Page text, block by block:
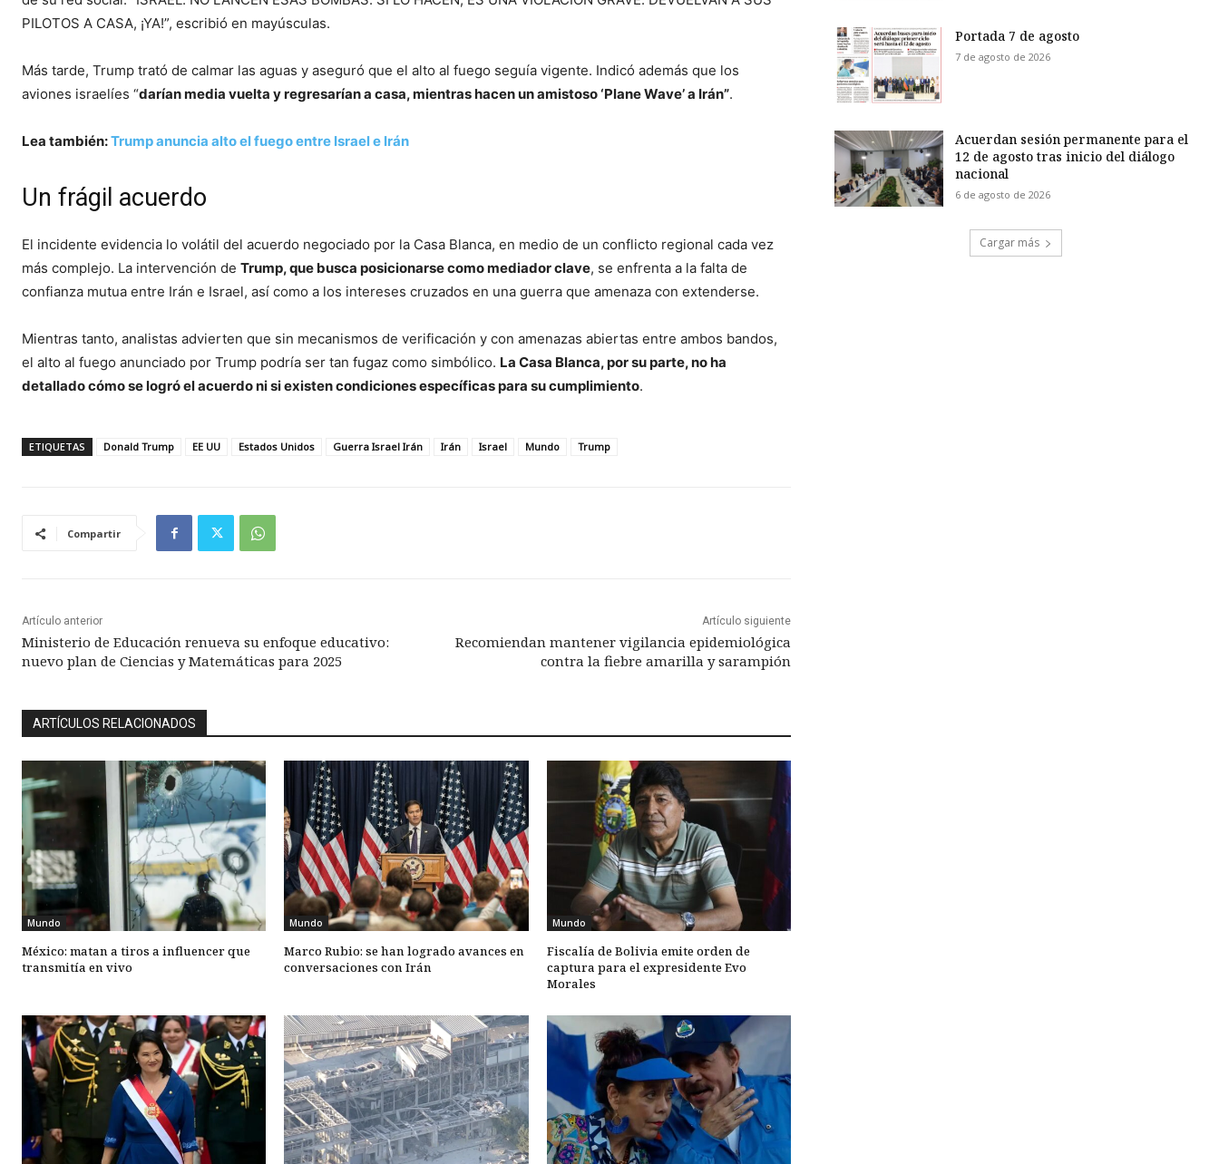
PILOTOS A CASA, ¡YA!”, escribió en mayúsculas.
Más tarde, Trump trató de calmar las aguas y aseguró que el alto al fuego seguía vigente. Indicó además que los
aviones israelíes “darían media vuelta y regresarían a casa, mientras hacen un amistoso ‘Plane Wave’ a Irán”.
Lea también:Trump anuncia alto el fuego entre Israel e Irán
Un frágil acuerdo
El incidente evidencia lo volátil del acuerdo negociado por la Casa Blanca, en medio de un conflicto regional cada vez
más complejo. La intervención de Trump, que busca posicionarse como mediador clave, se enfrenta a la falta de
confianza mutua entre Irán e Israel, así como a los intereses cruzados en una guerra que amenaza con extenderse.
Mientras tanto, analistas advierten que sin mecanismos de verificación y con amenazas abiertas entre ambos bandos,
el alto al fuego anunciado por Trump podría ser tan fugaz como simbólico. La Casa Blanca, por su parte, no ha
detallado cómo se logró el acuerdo ni si existen condiciones específicas para su cumplimiento.
ETIQUETAS Donald Trump EE UU Estados Unidos Guerra Israel Irán Irán Israel Mundo Trump
Compartir
Artículo anterior
Ministerio de Educación renueva su enfoque educativo:
nuevo plan de Ciencias y Matemáticas para 2025
Artículo siguiente
Recomiendan mantener vigilancia epidemiológica
contra la fiebre amarilla y sarampión
ARTÍCULOS RELACIONADOS
Mundo
México: matan a tiros a influencer que
transmitía en vivo
Mundo
Marco Rubio: se han logrado avances en
conversaciones con Irán
Mundo
Fiscalía de Bolivia emite orden de
captura para el expresidente Evo
Morales
Portada 7 de agosto
7 de agosto de 2026
Acuerdan sesión permanente para el
12 de agosto tras inicio del diálogo
nacional
6 de agosto de 2026
Cargar más